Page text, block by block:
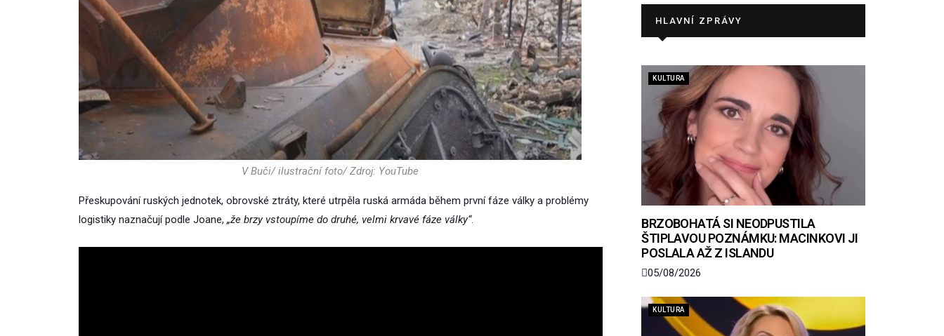
V Buči/ ilustrační foto/ Zdroj: YouTube
Přeskupování ruských jednotek, obrovské ztráty, které utrpěla ruská armáda během první fáze války a problémy
logistiky naznačují podle Joane, „že brzy vstoupíme do druhé, velmi krvavé fáze války“.
HLAVNÍ ZPRÁVY
KULTURA
BRZOBOHATÁ SI NEODPUSTILA
ŠTIPLAVOU POZNÁMKU: MACINKOVI JI
POSLALA AŽ Z ISLANDU
05/08/2026
KULTURA